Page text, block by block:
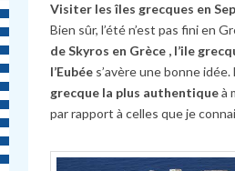
Visiter les îles grecques en
Bien sûr, l’été n’est pas fini en
de Skyros en Grèce , l’ile
l’Eubée s’avère une bonne idée.
grecque la plus authentiqueà
par rapport à celles que je